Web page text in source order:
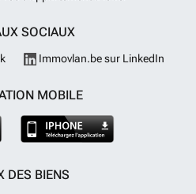
SOCIAUX
Immovlan.be sur LinkedIn
MOBILE
DES BIENS